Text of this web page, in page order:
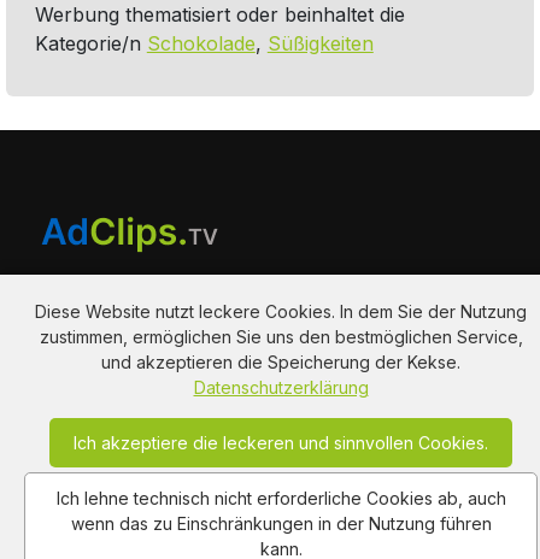
Diese Website nutzt leckere Cookies. In dem Sie der Nutzung
zustimmen, ermöglichen Sie uns den bestmöglichen Service,
und akzeptieren die Speicherung der Kekse.
Ich akzeptiere die leckeren und sinnvollen Cookies.
wenn das zu Einschränkungen in der Nutzung führen
Werbung thematisiert oder beinhaltet die
Kategorie/n Schokolade, Süßigkeiten
info@adclips.tv
Kontakt
About Us
Datenschutz
Copy Right Reserved by AdClips.TV @ 2026